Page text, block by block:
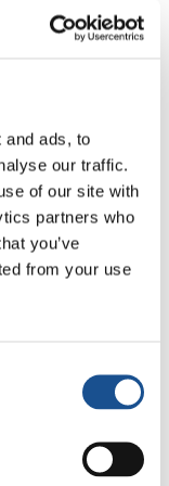
and ads, to
our traffic.
of our site with
partners who
you’ve
from your use
François,
: « La
de
avons décidé
interview.
de mai 2026
il y
jeunes du